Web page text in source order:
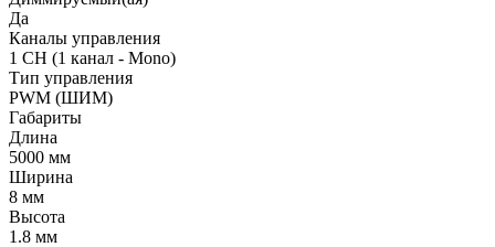
Да
Каналы управления
1 CH (1 канал - Mono)
Тип управления
PWM (ШИМ)
Габариты
Длина
5000 мм
Ширина
8 мм
Высота
1.8 мм